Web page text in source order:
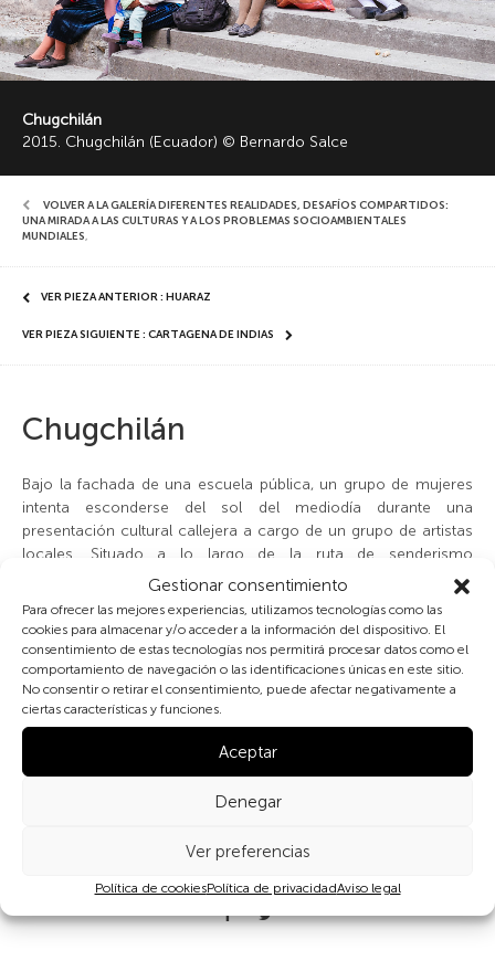
Gestionar consentimiento
Para ofrecer las mejores experiencias, utilizamos tecnologías como las
cookies para almacenar y/o acceder a la información del dispositivo. El
consentimiento de estas tecnologías nos permitirá procesar datos como el
comportamiento de navegación o las identificaciones únicas en este sitio.
No consentir o retirar el consentimiento, puede afectar negativamente a
ciertas características y funciones.
Aceptar
Denegar
Ver preferencias
Política de cookiesPolítica de privacidadAviso legal
Chugchilán
2015. Chugchilán (Ecuador) © Bernardo Salce
VOLVER A LA GALERÍA DIFERENTES REALIDADES, DESAFÍOS COMPARTIDOS:
UNA MIRADA A LAS CULTURAS Y A LOS PROBLEMAS SOCIOAMBIENTALES
MUNDIALES,
VER PIEZA ANTERIOR : HUARAZ
VER PIEZA SIGUIENTE : CARTAGENA DE INDIAS
Chugchilán
Bajo la fachada de una escuela pública, un grupo de mujeres
intenta esconderse del sol del mediodía durante una
presentación cultural callejera a cargo de un grupo de artistas
locales. Situado a lo largo de la ruta de senderismo
internacionalmente famosa Quilotoa Loop, Chugchilán es un
pequeño pueblo andino ubicado en el condado de Sigchos, en
la provincia de Cotopaxi, Ecuador. Con elevaciones que van
desde los 2.600 a los 3.800 metros, ofrece innumerables
experiencias de senderismo, y es el hogar de una población de
aproximadamente 6.000 personas. La tradición andina
prospera en esta área y sus numerosos mercados locales nos
Compartir